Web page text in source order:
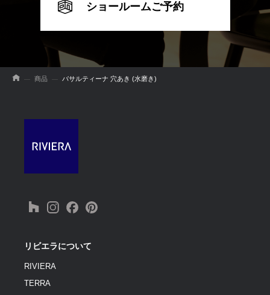
ショールームご予約
商品 バサルティーナ 穴あき (水磨き)
リビエラについて
RIVIERA
TERRA